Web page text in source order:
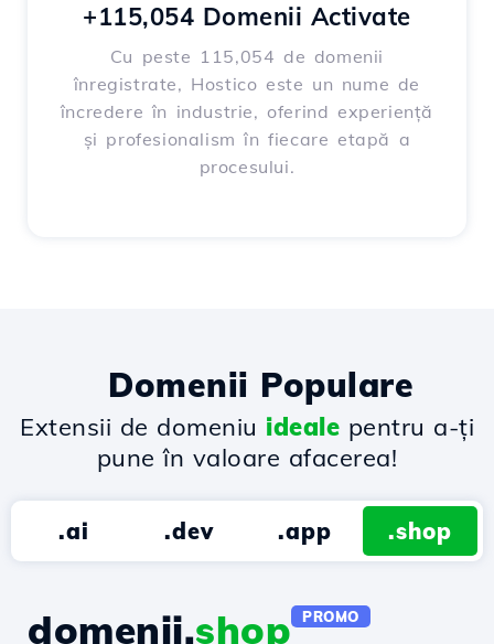
+115,054 Domenii Activate
Cu peste 115,054 de domenii
înregistrate, Hostico este un nume de
încredere în industrie, oferind experiență
și profesionalism în fiecare etapă a
procesului.
Domenii Populare
Extensii de domeniu ideale pentru a-ți
pune în valoare afacerea!
.ai .dev .app .shop
domenii.shop PROMO